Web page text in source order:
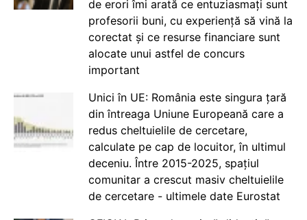
de erori îmi arată ce entuziasmați sunt
profesorii buni, cu experiență să vină la
corectat și ce resurse financiare sunt
alocate unui astfel de concurs
important
Unici în UE: România este singura țară
din întreaga Uniune Europeană care a
redus cheltuielile de cercetare,
calculate pe cap de locuitor, în ultimul
deceniu. Între 2015-2025, spațiul
comunitar a crescut masiv cheltuielile
de cercetare - ultimele date Eurostat